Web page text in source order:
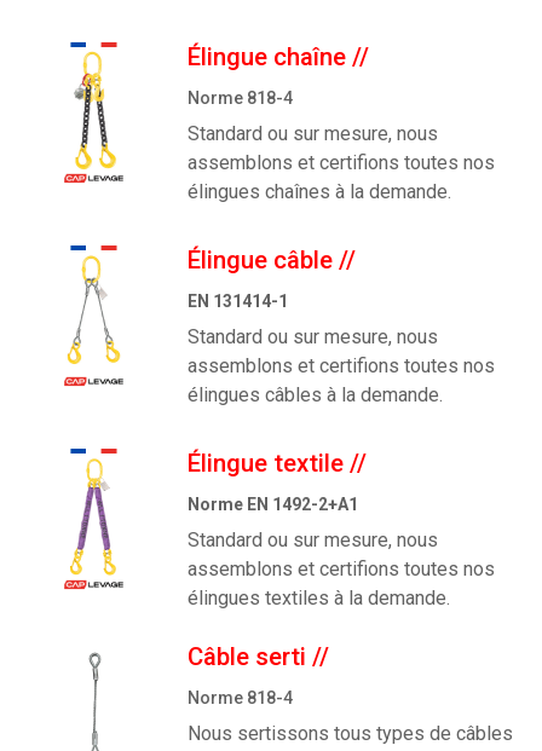
Élingue chaîne //
Norme 818-4
Standard ou sur mesure, nous
assemblons et certifions toutes nos
élingues chaînes à la demande.
Élingue câble //
EN 131414-1
Standard ou sur mesure, nous
assemblons et certifions toutes nos
élingues câbles à la demande.
Élingue textile //
Norme EN 1492-2+A1
Standard ou sur mesure, nous
assemblons et certifions toutes nos
élingues textiles à la demande.
Câble serti //
Norme 818-4
Nous sertissons tous types de câbles